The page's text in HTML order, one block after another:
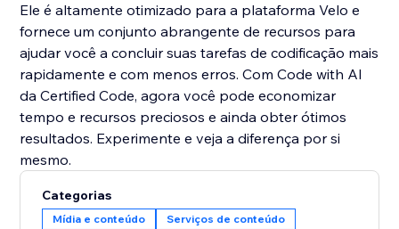
Ele é altamente otimizado para a plataforma Velo e
fornece um conjunto abrangente de recursos para
ajudar você a concluir suas tarefas de codificação mais
rapidamente e com menos erros. Com Code with AI
da Certified Code, agora você pode economizar
tempo e recursos preciosos e ainda obter ótimos
resultados. Experimente e veja a diferença por si
mesmo.
Categorias
Mídia e conteúdo Serviços de conteúdo